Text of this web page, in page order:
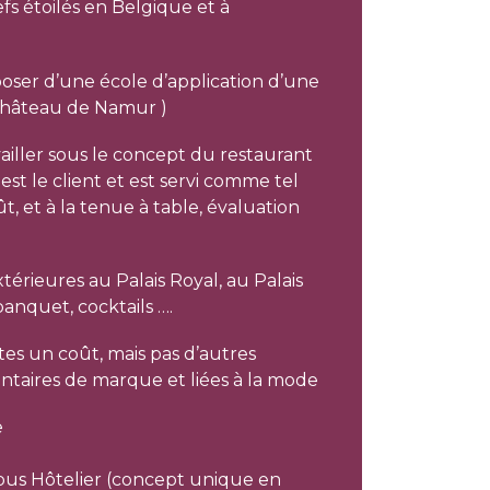
étoilés en Belgique et à
d’une école d’application d’une
de Namur )
sous le concept du restaurant
le client et est servi comme tel
et à la tenue à table, évaluation
au Palais Royal, au Palais
cocktails ….
un coût, mais pas d’autres
de marque et liées à la mode
Hôtelier (concept unique en